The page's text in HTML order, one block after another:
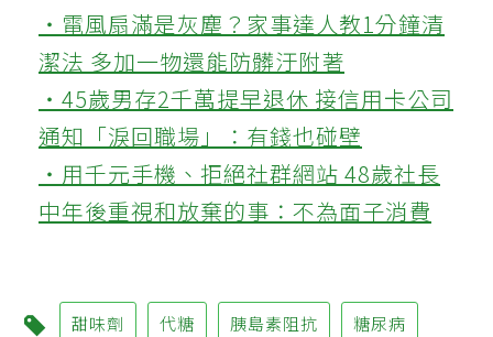
‧電風扇滿是灰塵？家事達人教1分鐘清
潔法 多加一物還能防髒汙附著
‧45歲男存2千萬提早退休 接信用卡公司
通知「淚回職場」：有錢也碰壁
‧用千元手機、拒絕社群網站 48歲社長
中年後重視和放棄的事：不為面子消費
甜味劑 代糖 胰島素阻抗 糖尿病